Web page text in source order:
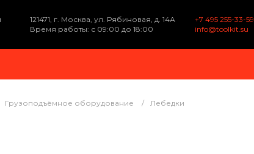
121471, г. Москва, ул. Рябиновая, д. 14А
Время работы: с 09:00 до 18:00
+7 495 255-33-59
info@toolkit.su
Грузоподъёмное оборудование / Лебедки